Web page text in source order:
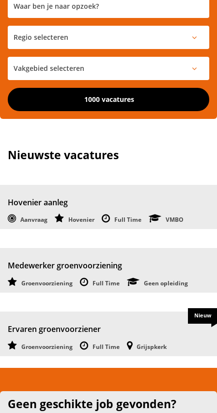
1000 vacatures
Nieuwste vacatures
Hovenier aanleg
Aanvraag Hovenier Full Time VMBO
Medewerker groenvoorziening
Groenvoorziening Full Time Geen opleiding
Ervaren groenvoorziener
Groenvoorziening Full Time Grijspkerk
Nieuw
Geen geschikte job gevonden?